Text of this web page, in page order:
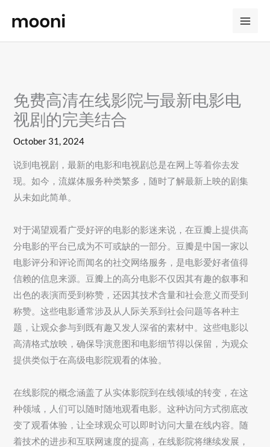
content
免费高清在线影院与最新电影电
视剧的完美结合
October 31, 2024
说到电视剧，最新的电影和电视剧总是在网上等着你去发
现。如今，流媒体服务种类繁多，随时了解最新上映的剧集
从未如此简单。
对于渴望观看广受好评的电影的影迷来说，在豆瓣上提供高
分电影的平台已成为不可或缺的一部分。豆瓣是中国一家以
电影评分和评论而闻名的社交网络服务，是电影爱好者值得
信赖的信息来源。豆瓣上的高分电影不仅因其有趣的叙事和
出色的表演而受到称赞，还因其技术含量和社会意义而受到
称赞。这些电影通常涉及从人际关系到社会问题等各种主
题，让观众参与到既有趣又发人深省的素材中。这些电影以
高清格式放映，确保导演意图和电影细节得以保留，为观众
提供类似于在高级电影院观看的体验。
在线影院的概念涵盖了从实体影院到在线领域的转变，在这
种领域，人们可以随时随地观看电影。这种访问方式彻底改
变了观看体验，让全球观众可以即时访问大量在线内容。随
着技术的进步和互联网速度的提高，在线影院将继续发展，